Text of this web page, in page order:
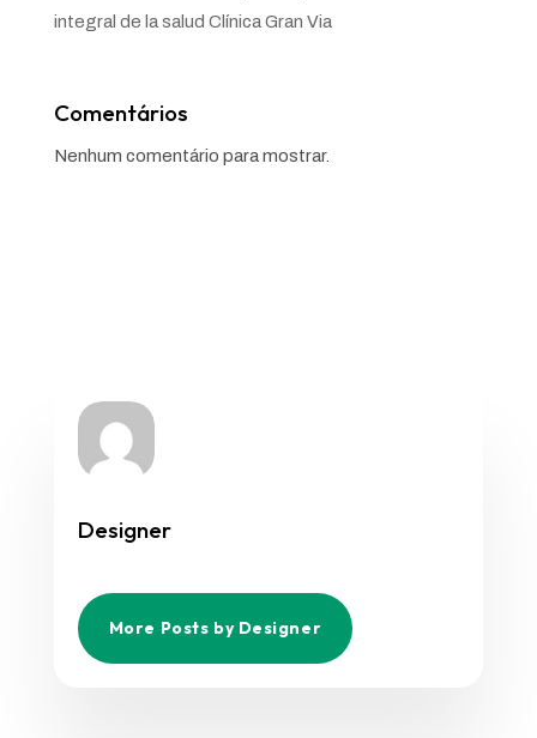
integral de la salud Clínica Gran Via
Comentários
Nenhum comentário para mostrar.
Designer
More Posts by Designer